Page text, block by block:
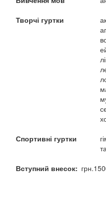
Творчі гуртки
Спортивні гуртки
Вступний внесок